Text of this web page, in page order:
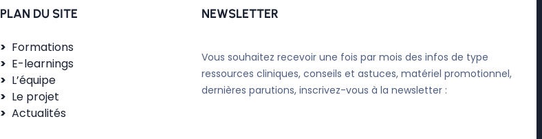
PLAN DU SITE
Formations
E-learnings
L’équipe
Le projet
Actualités
NEWSLETTER
Vous souhaitez recevoir une fois par mois des infos de type
ressources cliniques, conseils et astuces, matériel promotionnel,
dernières parutions, inscrivez-vous à la newsletter :